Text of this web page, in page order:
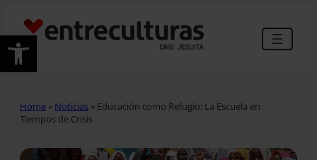
Abrir barra de herramientas
Home » Noticias » Educación como Refugio: La Escuela en
Tiempos de Crisis